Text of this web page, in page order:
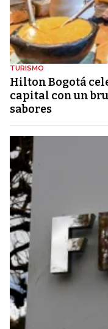
TURISMO
Hilton Bogotá
capital con un
sabores